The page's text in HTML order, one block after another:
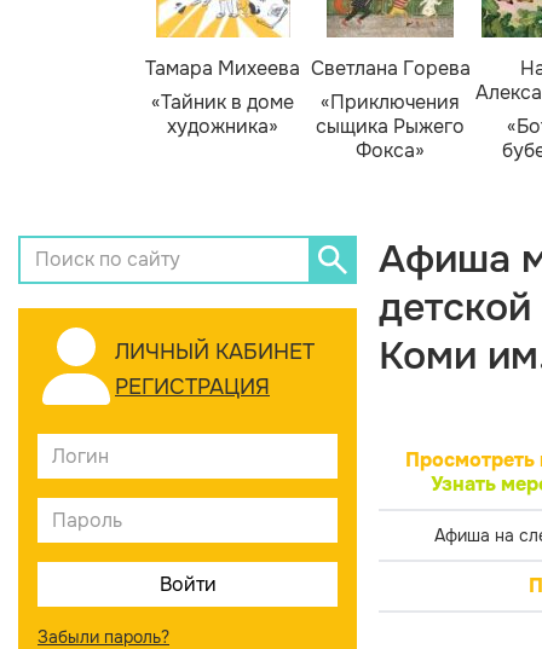
Тамара Михеева
«Тайник в доме
художника»
Светлана Горева
«Приключения
сыщика Рыжего
Фокса»
ЛИЧНЫЙ КАБИНЕТ
РЕГИСТРАЦИЯ
Забыли пароль?
Афиша
Коми
Просмотреть
Узнать
Афиша на